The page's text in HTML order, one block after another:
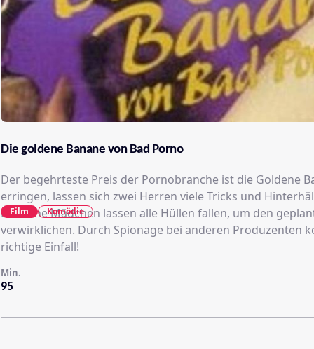
Die goldene Banane von Bad Porno
Der begehrteste Preis der Pornobranche ist die Goldene
erringen, lassen sich zwei Herren viele Tricks und
Hübsche Mädchen lassen alle Hüllen fallen, um den
verwirklichen. Durch Spionage bei anderen Produzenten
richtige Einfall!
95
Min.
Film Komödie